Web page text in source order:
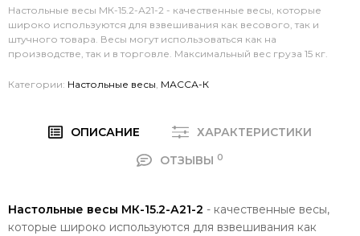
Настольные весы МК-15.2-А21-2 - качественные весы, которые
широко используются для взвешивания как весового, так и
штучного товара. Весы могут использоваться как на
производстве, так и в торговле. Максимальный вес груза 15 кг.
Категории: Настольные весы, МАССА-К
ОПИСАНИЕ
ХАРАКТЕРИСТИКИ
ОТЗЫВЫ 0
Настольные весы МК-15.2-А21-2 - качественные весы,
которые широко используются для взвешивания как